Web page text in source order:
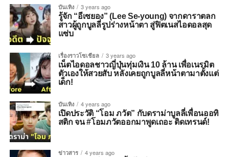
บันเทิง 3 years ago
รู้จัก “อีเซยอง” (Lee Se-young) จากดาราตลก
สาวผู้ถูกบูลลี่รูปร่างหน้าตา สู่ฟิตเนสไอดอลสุด
แซ่บ
เรื่องราวโซเชียล 3 years ago
เน็ตไอดอลชาวญี่ปุ่นทุ่มเงิน 10 ล้าน เพื่อเนรมิต
ตัวเองให้สวยสับ หลังเคยถูกบูลลี่หน้าตามาตั้งแต่
เด็ก!
บันเทิง 4 years ago
เปิดประวัติ “โอม ภวัต” กับดราม่าบูลลี่เพื่อนออทิ
สติก จน #โอมภวัตออกมาพูดเถอะ ติดเทรนด์!
ข่าวสาร 4 years ago